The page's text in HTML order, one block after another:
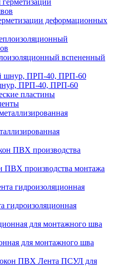
деформационных
вспененный
ПРП-40, ПРП-60
пластины
ПВХ производства монтажа
гидроизоляционная
для монтажного шва
Лента ПСУЛ для